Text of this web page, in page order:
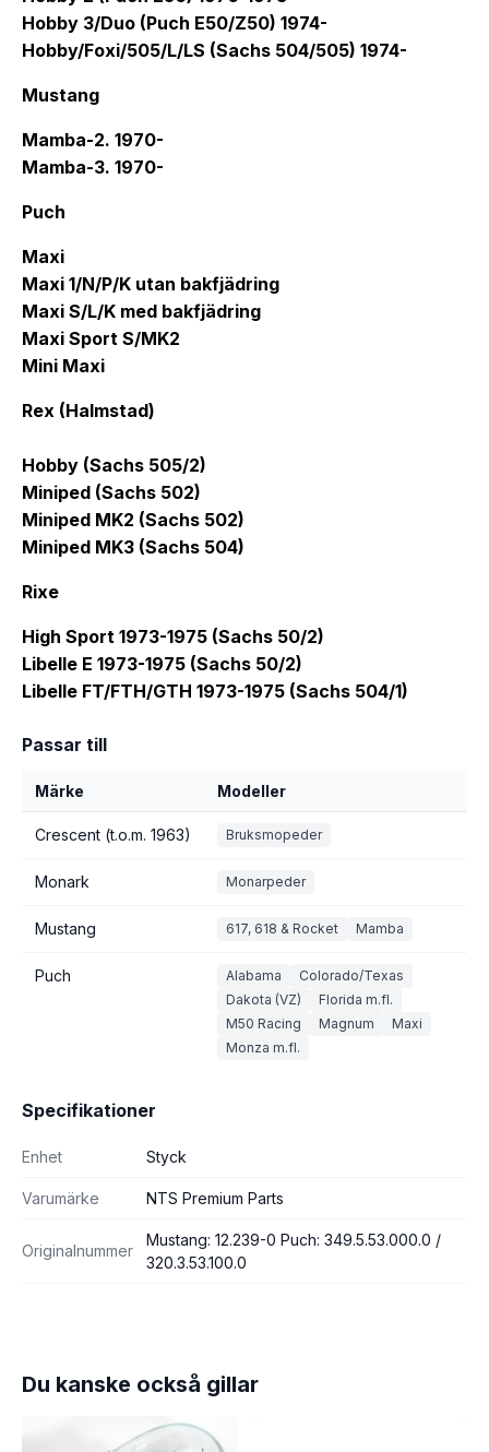
Hobby 3/Duo (Puch E50/Z50) 1974-
Hobby/Foxi/505/L/LS (Sachs 504/505) 1974-
Mustang
Mamba-2. 1970-
Mamba-3. 1970-
Puch
Maxi
Maxi 1/N/P/K utan bakfjädring
Maxi S/L/K med bakfjädring
Maxi Sport S/MK2
Mini Maxi
Rex (Halmstad)
Hobby (Sachs 505/2)
Miniped (Sachs 502)
Miniped MK2 (Sachs 502)
Miniped MK3 (Sachs 504)
Rixe
High Sport 1973-1975 (Sachs 50/2)
Libelle E 1973-1975 (Sachs 50/2)
Libelle FT/FTH/GTH 1973-1975 (Sachs 504/1)
Passar till
Märke Modeller
Crescent (t.o.m. 1963) Bruksmopeder
Monark Monarpeder
Mustang 617, 618 & Rocket Mamba
Puch Alabama
Colorado/Texas
Dakota (VZ)
Florida m.fl.
M50 Racing
Magnum
Maxi
Monza m.fl.
Specifikationer
Enhet Styck
Varumärke NTS Premium Parts
Originalnummer
Mustang: 12.239-0 Puch: 349.5.53.000.0 /
320.3.53.100.0
Du kanske också gillar